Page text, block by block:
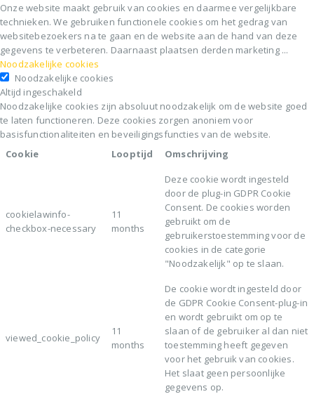
Onze website maakt gebruik van cookies en daarmee vergelijkbare
technieken. We gebruiken functionele cookies om het gedrag van
websitebezoekers na te gaan en de website aan de hand van deze
gegevens te verbeteren. Daarnaast plaatsen derden marketing ...
Noodzakelijke cookies
Noodzakelijke cookies
Altijd ingeschakeld
Noodzakelijke cookies zijn absoluut noodzakelijk om de website goed
te laten functioneren. Deze cookies zorgen anoniem voor
basisfunctionaliteiten en beveiligingsfuncties van de website.
Cookie
Looptijd Omschrijving
cookielawinfo-
checkbox-necessary
11
months
Deze cookie wordt ingesteld
door de plug-in GDPR Cookie
Consent. De cookies worden
gebruikt om de
gebruikerstoestemming voor de
cookies in de categorie
"Noodzakelijk" op te slaan.
viewed_cookie_policy
11
months
De cookie wordt ingesteld door
de GDPR Cookie Consent-plug-in
en wordt gebruikt om op te
slaan of de gebruiker al dan niet
toestemming heeft gegeven
voor het gebruik van cookies.
Het slaat geen persoonlijke
gegevens op.